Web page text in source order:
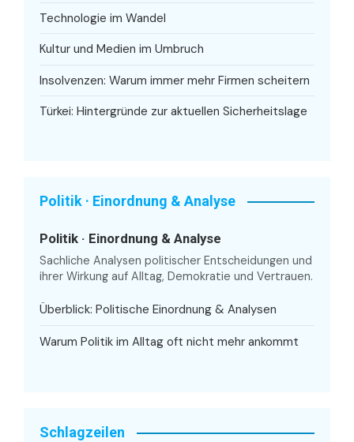
Technologie im Wandel
Kultur und Medien im Umbruch
Insolvenzen: Warum immer mehr Firmen scheitern
Türkei: Hintergründe zur aktuellen Sicherheitslage
Politik · Einordnung & Analyse
Politik · Einordnung & Analyse
Sachliche Analysen politischer Entscheidungen und
ihrer Wirkung auf Alltag, Demokratie und Vertrauen.
Überblick: Politische Einordnung & Analysen
Warum Politik im Alltag oft nicht mehr ankommt
Schlagzeilen